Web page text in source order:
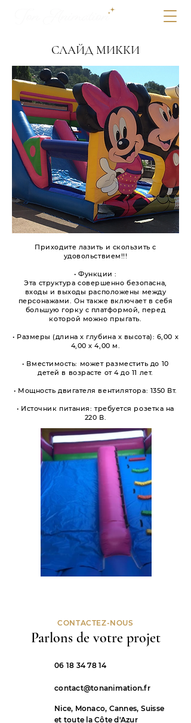
СЛАЙД МИККИ
Приходите лазить и скользить с
удовольствием!!!
• Функции :
Эта структура совершенно безопасна,
входы и выходы расположены между
персонажами. Он также включает в себя
большую горку с платформой, перед
которой можно прыгать.
• Размеры (длина х глубина х высота): 6,00 х
4,00 х 4,00 м.
• Вместимость: может разместить до 10
детей в возрасте от 4 до 11 лет.
• Мощность двигателя вентилятора: 1350 Вт.
• Источник питания: требуется розетка на
220 В.
CONTACTEZ-NOUS
Parlons de votre projet
06 18 34 78 14
contact@tonanimation.fr
Nice, Monaco, Cannes, Suisse
et toute la Côte d'Azur